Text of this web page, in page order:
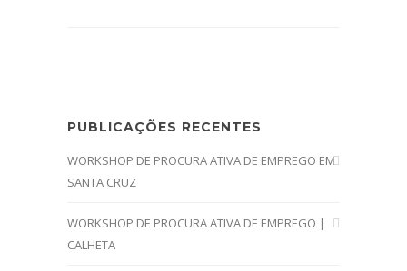
PUBLICAÇÕES RECENTES
WORKSHOP DE PROCURA ATIVA DE EMPREGO EM
SANTA CRUZ
WORKSHOP DE PROCURA ATIVA DE EMPREGO |
CALHETA